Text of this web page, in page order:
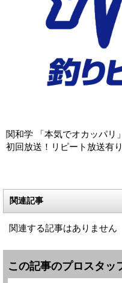
関和学 「本気でオカッパリ
初回放送！リピート放送有り
関連記事
関連する記事はありません
この記事のプロスタッ